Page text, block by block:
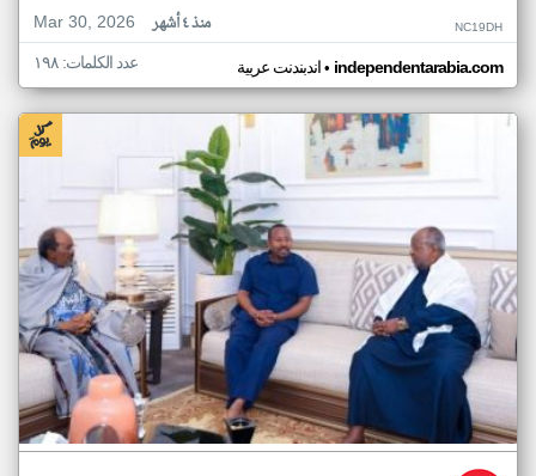
Mar 30, 2026
منذ ٤ أشهر NC19DH
اندبندنت عربية• independentarabia.com عدد الكلمات: ١٩٨